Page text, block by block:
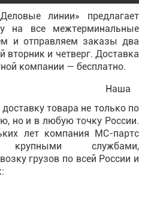
линии» предлагает
на все межтерминальные
и отправляем заказы два
и четверг. Доставка
компании — бесплатно.
Наша
товара не только по
но и в любую точку России.
лет компания МС-партс
службами,
грузов по всей России и